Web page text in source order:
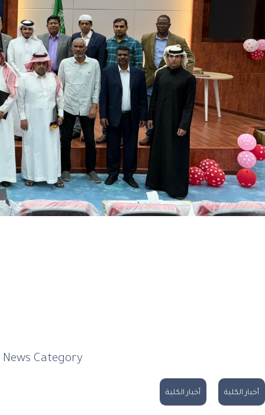
News Category
أخبار الكلية أخبار الكلية